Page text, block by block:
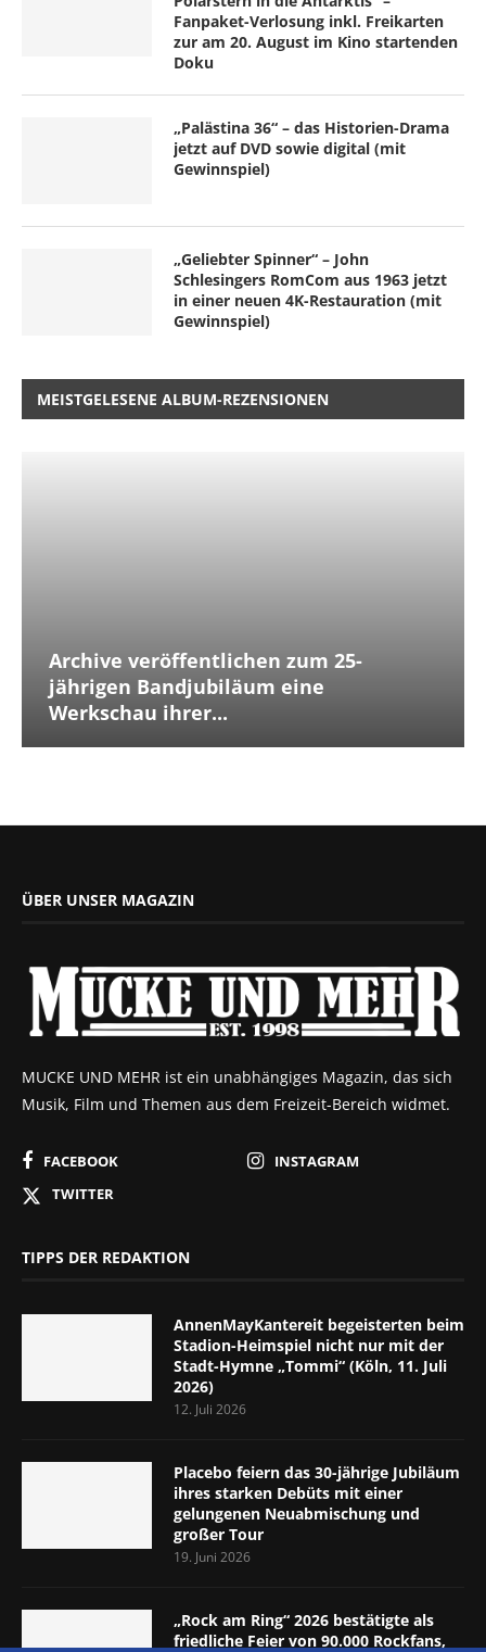
Fanpaket-Verlosung inkl. Freikarten
zur am 20. August im Kino startenden
Doku
„Palästina 36“ – das Historien-Drama
jetzt auf DVD sowie digital (mit
Gewinnspiel)
„Geliebter Spinner“ – John
Schlesingers RomCom aus 1963 jetzt
in einer neuen 4K-Restauration (mit
Gewinnspiel)
MEISTGELESENE ALBUM-REZENSIONEN
Archive veröffentlichen zum 25-
jährigen Bandjubiläum eine
Werkschau ihrer...
ÜBER UNSER MAGAZIN
MUCKE UND MEHR ist ein unabhängiges Magazin, das sich
Musik, Film und Themen aus dem Freizeit-Bereich widmet.
FACEBOOK
INSTAGRAM
TWITTER
TIPPS DER REDAKTION
AnnenMayKantereit begeisterten beim
Stadion-Heimspiel nicht nur mit der
Stadt-Hymne „Tommi“ (Köln, 11. Juli
2026)
12. Juli 2026
Placebo feiern das 30-jährige Jubiläum
ihres starken Debüts mit einer
gelungenen Neuabmischung und
großer Tour
19. Juni 2026
„Rock am Ring“ 2026 bestätigte als
friedliche Feier von 90.000 Rockfans,